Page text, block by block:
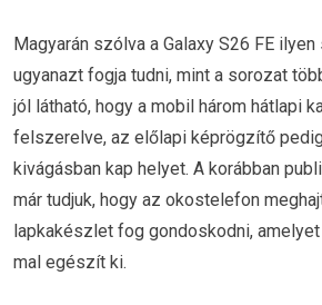
Magyarán szólva a Galaxy S26 FE
ugyanazt fogja tudni, mint a sorozat
jól látható, hogy a mobil három hátlapi
felszerelve, az előlapi képrögzítő
kivágásban kap helyet. A korábban
már tudjuk, hogy az okostelefon
lapkakészlet fog gondoskodni, amelyet
mal egészít ki.